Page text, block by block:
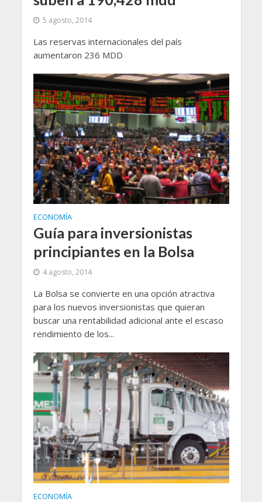
5 agosto, 2014
Las reservas internacionales del país
aumentaron 236 MDD
ECONOMÍA
Guía para inversionistas
principiantes en la Bolsa
4 agosto, 2014
La Bolsa se convierte en una opción atractiva
para los nuevos inversionistas que quieran
buscar una rentabilidad adicional ante el escaso
rendimiento de los...
ECONOMÍA